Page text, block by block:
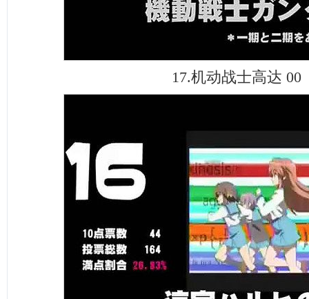
17.机动战士高达 00